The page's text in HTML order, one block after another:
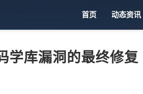
首页 动态资讯
学库漏洞的最终修复